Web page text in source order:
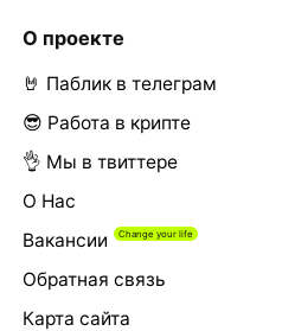
О проекте
🤘 Паблик в телеграм
😎 Работа в крипте
👌 Мы в твиттере
О Нас
Вакансии
Обратная связь
Карта сайта